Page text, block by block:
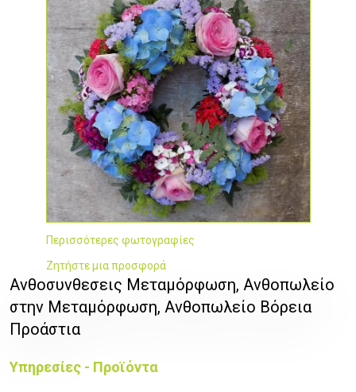
Περισσότερες φωτογραφίες
Ζητήστε μια προσφορά
Ανθοσυνθεσεις Μεταμόρφωση, Ανθοπωλείο
στην Μεταμόρφωση, Ανθοπωλείο Βόρεια
Προάστια
Υπηρεσίες - Προϊόντα